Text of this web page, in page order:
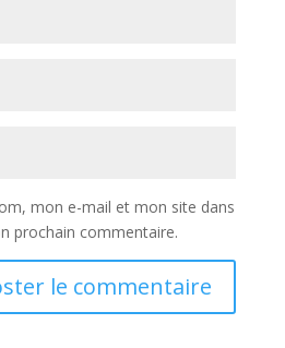
mon e-mail et mon site dans
prochain commentaire.